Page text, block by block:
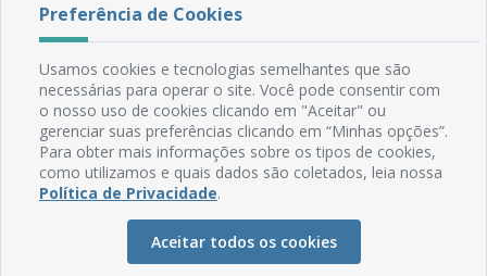
Fone: (83) 3292-2246
Email: comunicacao@mamanguape.pb.gov.br
Expediente: Segunda à Sexta, das 08h às 13h
Mapa do Site
Perguntas frequentes
Manual de Navegação
Glossário
Preferência de Cookies
Usamos cookies e tecnologias semelhantes que são
necessárias para operar o site. Você pode consentir com
o nosso uso de cookies clicando em "Aceitar" ou
gerenciar suas preferências clicando em “Minhas opções”.
Para obter mais informações sobre os tipos de cookies,
como utilizamos e quais dados são coletados, leia nossa
Política de Privacidade.
Aceitar todos os cookies